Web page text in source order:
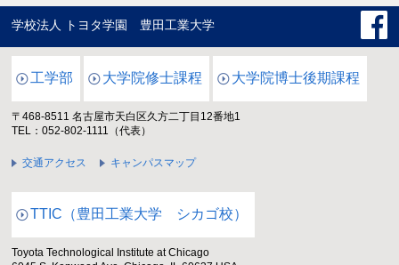
学校法人 トヨタ学園 豊田工業大学
工学部 大学院修士課程 大学院博士後期課程
〒468-8511 名古屋市天白区久方二丁目12番地1
TEL：052-802-1111（代表）
交通アクセス キャンパスマップ
TTIC（豊田工業大学 シカゴ校）
Toyota Technological Institute at Chicago